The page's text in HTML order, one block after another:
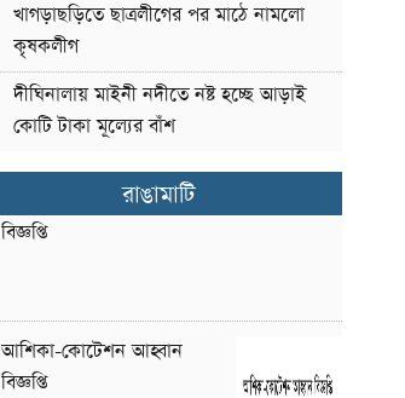
খাগড়াছড়িতে ছাত্রলীগের পর মাঠে নামলো
কৃষকলীগ
দীঘিনালায় মাইনী নদীতে নষ্ট হচ্ছে আড়াই
কোটি টাকা মূল্যের বাঁশ
রাঙামাটি
বিজ্ঞপ্তি
আশিকা-কোটেশন আহ্বান
বিজ্ঞপ্তি